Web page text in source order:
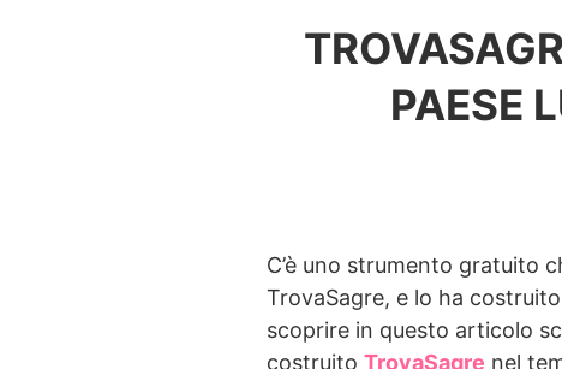
PAESE
C’è uno strumento gratuito
TrovaSagre, e lo ha
scoprire in questo articolo
costruito TrovaSagre nel